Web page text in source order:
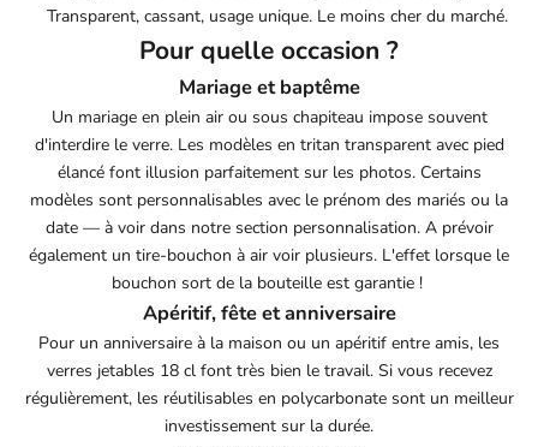
Transparent, cassant, usage unique. Le moins cher du marché.
Pour quelle occasion ?
Mariage et baptême
Un mariage en plein air ou sous chapiteau impose souvent
d'interdire le verre. Les modèles en tritan transparent avec pied
élancé font illusion parfaitement sur les photos. Certains
modèles sont personnalisables avec le prénom des mariés ou la
date — à voir dans notre section personnalisation. A prévoir
également un tire-bouchon à air voir plusieurs. L'effet lorsque le
bouchon sort de la bouteille est garantie !
Apéritif, fête et anniversaire
Pour un anniversaire à la maison ou un apéritif entre amis, les
verres jetables 18 cl font très bien le travail. Si vous recevez
régulièrement, les réutilisables en polycarbonate sont un meilleur
investissement sur la durée.